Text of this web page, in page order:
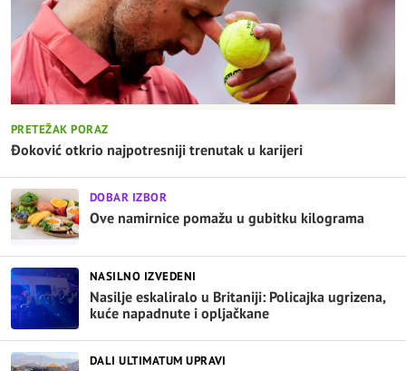
PRETEŽAK PORAZ
Đoković otkrio najpotresniji trenutak u karijeri
DOBAR IZBOR
Ove namirnice pomažu u gubitku kilograma
NASILNO IZVEDENI
Nasilje eskaliralo u Britaniji: Policajka ugrizena,
kuće napadnute i opljačkane
DALI ULTIMATUM UPRAVI